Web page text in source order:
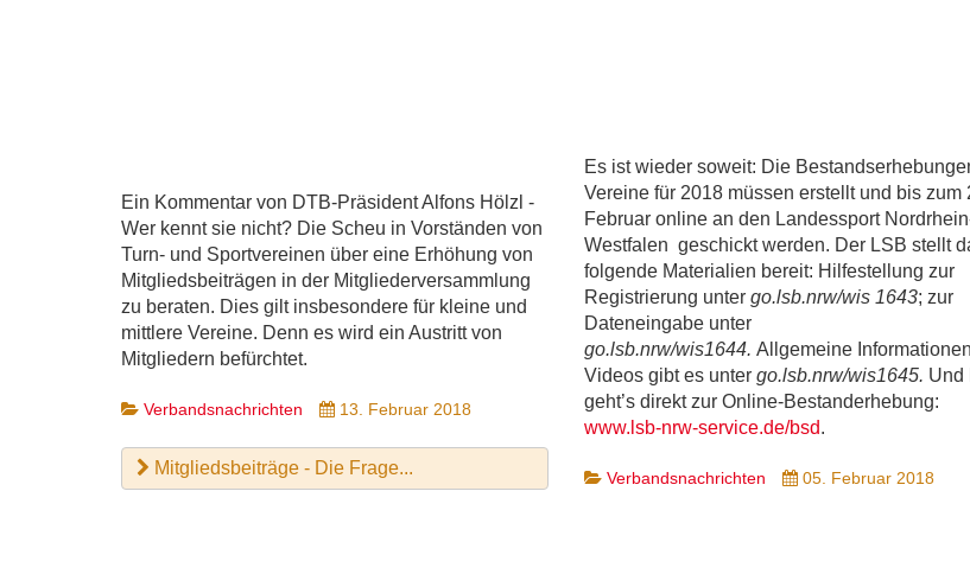
Ein Kommentar von DTB-Präsident Alfons Hölzl -
Wer kennt sie nicht? Die Scheu in Vorständen von
Turn- und Sportvereinen über eine Erhöhung von
Mitgliedsbeiträgen in der Mitgliederversammlung
zu beraten. Dies gilt insbesondere für kleine und
mittlere Vereine. Denn es wird ein Austritt von
Mitgliedern befürchtet.
Verbandsnachrichten 13. Februar 2018
Mitgliedsbeiträge - Die Frage...
Es ist wieder soweit: Die
Vereine für 2018 müssen erstellt und bis zum
Februar online an den Landessport
Westfalen geschickt werden. Der LSB stellt
folgende Materialien bereit: Hilfestellung zur
Registrierung unter go.lsb.nrw/wis 1643; zur
Dateneingabe unter
go.lsb.nrw/wis1644. Allgemeine
Videos gibt es unter go.lsb.nrw/wis1645. Und
geht’s direkt zur Online-Bestanderhebung:
www.lsb-nrw-service.de/bsd.
Verbandsnachrichten 05. Februar 2018